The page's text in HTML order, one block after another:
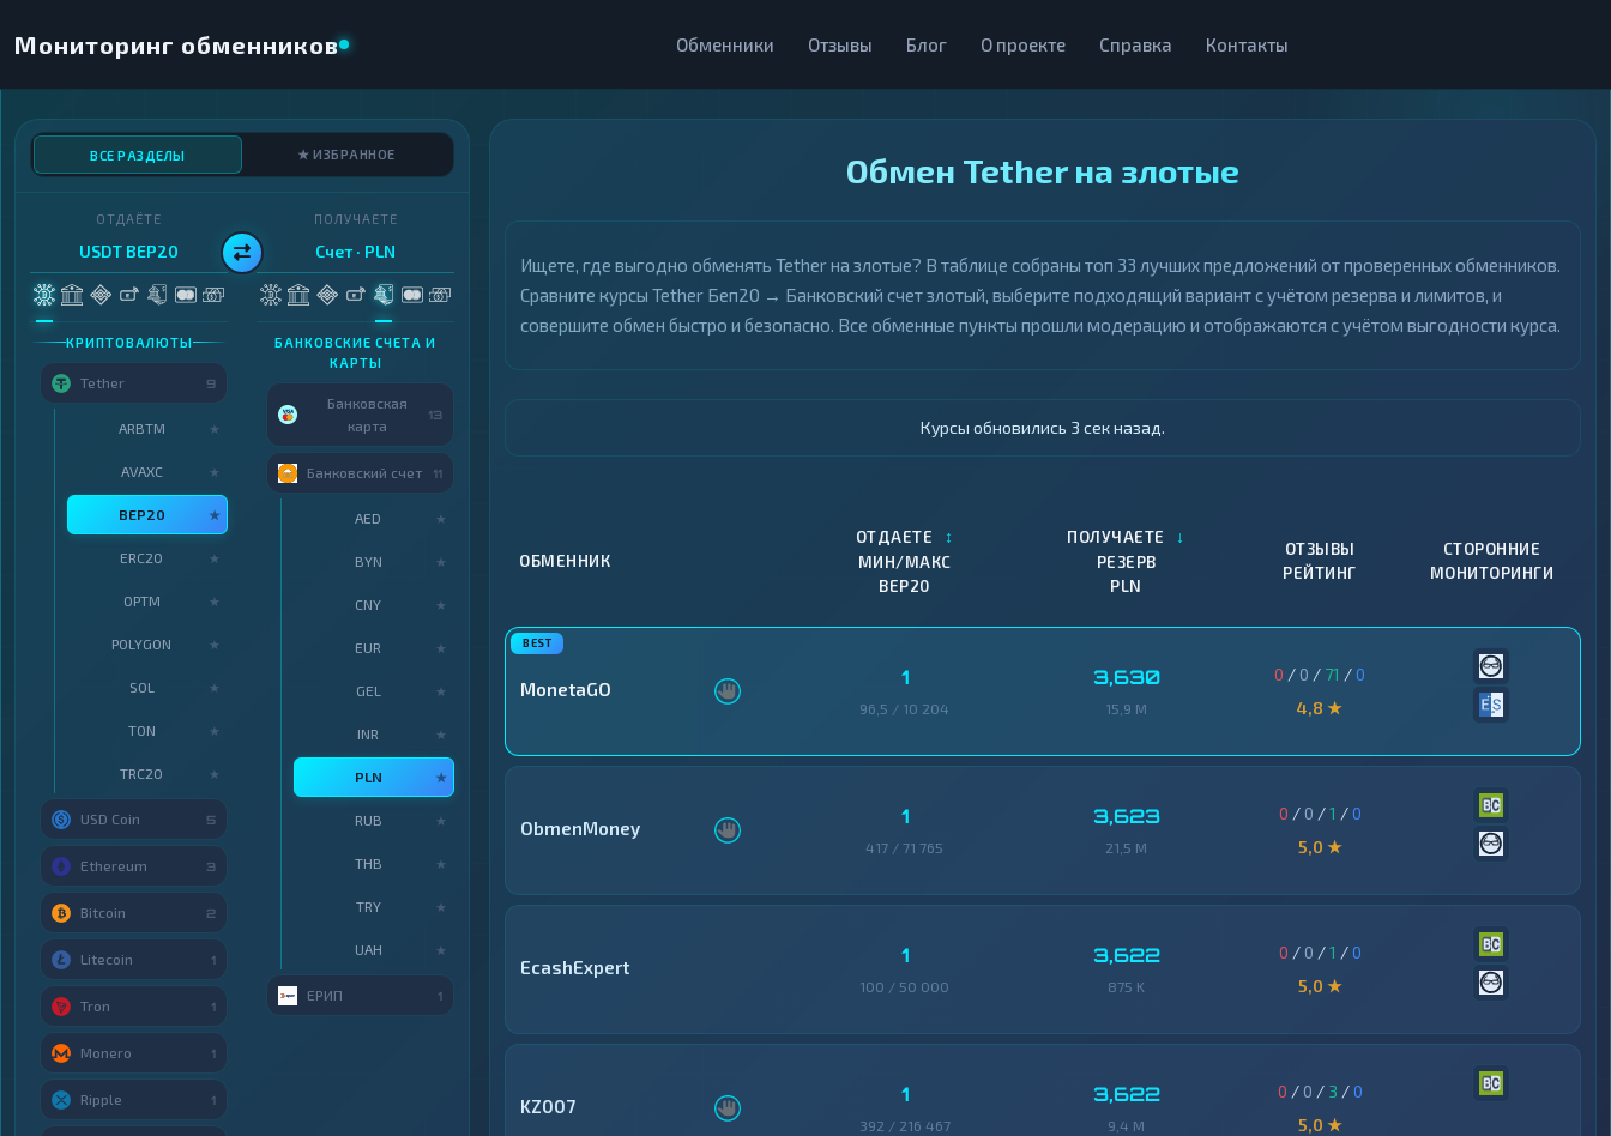
Мониторинг обменников Обменники Отзывы Блог О проекте Справка Контакты
Обмен Tether на злотые
Ищете, где выгодно обменять Tether на злотые? В таблице собраны топ 33 лучших предложений от проверенных обменников.
Сравните курсы Tether Беп20 → Банковский счет злотый, выберите подходящий вариант с учётом резерва и лимитов, и
совершите обмен быстро и безопасно. Все обменные пункты прошли модерацию и отображаются с учётом выгодности курса.
Курсы обновились 4 сек назад.
ОБМЕННИК
ОТДАЕТЕ ↕
МИН/МАКС
BEP20
ПОЛУЧАЕТЕ ↓
РЕЗЕРВ
PLN
ОТЗЫВЫ
РЕЙТИНГ
СТОРОННИЕ
МОНИТОРИНГИ
MonetaGO 1
96,5 / 10 204
3,630
15,9 M
0 / 0 / 71 /0
4,8 ★
ObmenMoney 1
417 / 71 765
3,623
21,5 M
0 / 0 /1 /0
5,0 ★
EcashExpert 1
100 / 50 000
3,622
875 K
0 / 0 /1 /0
5,0 ★
KZ007 1
392 / 216 467
3,622
9,4 M
0 / 0 / 3 /0
5,0 ★
ВСЕ РАЗДЕЛЫ ★ ИЗБРАННОЕ
ОТДАЁТЕ
USDT BEP20
КРИПТОВАЛЮТЫ
Tether 9
ARBTM ★
AVAXC ★
BEP20 ★
ERC20 ★
OPTM ★
POLYGON ★
SOL ★
TON ★
TRC20 ★
USD Coin 5
Ethereum 3
Bitcoin 2
Litecoin 1
Tron 1
Monero 1
Ripple 1
ПОЛУЧАЕТЕ
Счет · PLN
БАНКОВСКИЕ СЧЕТА И
КАРТЫ
Банковская
карта
13
Банковский счет 11
AED ★
BYN ★
CNY ★
EUR ★
GEL ★
INR ★
PLN ★
RUB ★
THB ★
TRY ★
UAH ★
ЕРИП 1